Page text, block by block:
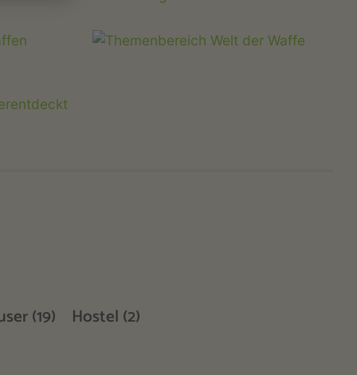
(19)
Hostel (2)